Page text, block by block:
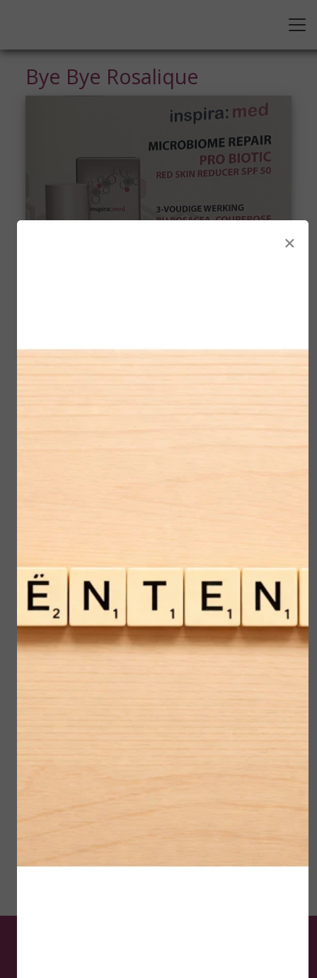
Bye Bye Rosalique
Ontdek de nieuwste innovatie in
Samengevat :Redness Reducer
* vermindert ontstekingen
* repareert
* beschermt met SPF 50.
En dat alles voor een introductieprijs van
Bestel nu en ervaar het verschil, zolang de
Stuur Whats-app om dit product te
reserveren. 06-30273012
×